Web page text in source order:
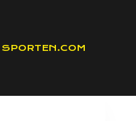
SPORTEN.COM